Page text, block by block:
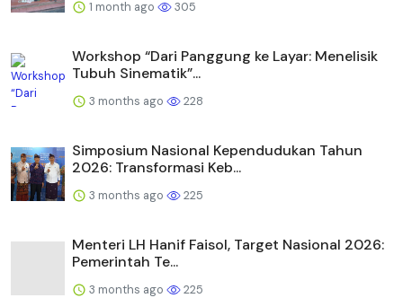
1 month ago 305
Workshop “Dari Panggung ke Layar: Menelisik
Tubuh Sinematik”...
3 months ago 228
Simposium Nasional Kependudukan Tahun
2026: Transformasi Keb...
3 months ago 225
Menteri LH Hanif Faisol, Target Nasional 2026:
Pemerintah Te...
3 months ago 225